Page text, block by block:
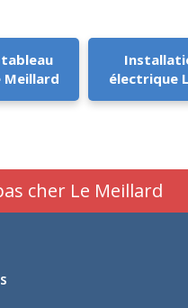
Meillard
électrique
cher Le Meillard